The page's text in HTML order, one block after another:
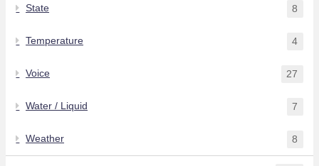
State 8
Temperature 4
Voice 27
Water / Liquid 7
Weather 8